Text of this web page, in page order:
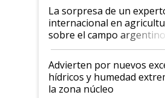
La sorpresa de un
internacional en
sobre el campo argentino:
"Estoy muy
Advierten por nuevos
hídricos y humedad
la zona núcleo